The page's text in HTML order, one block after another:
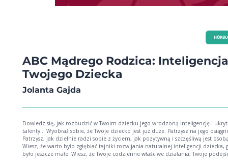
ABC Mądrego Rodzica: Inteligencja
Twojego Dziecka
Jolanta Gajda
Dowiedz się, jak rozbudzić w Twoim dziecku jego wrodzoną inteligencję i
talenty... Wyobraź sobie, że Twoje dziecko jest już duże. Patrzysz na jego osiągnięcia.
Patrzysz, jak dzielnie radzi sobie z życiem, jak pozytywną i szczęśliwą jest
Wiesz, że warto było zgłębiać tajniki rozwijania naturalnej inteligencji dziecka,
było jeszcze małe. Wiesz, że Twoje codzienne właściwe działania, Twoje